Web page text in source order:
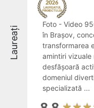
Laureați
Foto - Video
în Brașov,
transformarea
amintiri vizuale
desfășoară
domeniul
specializată ...